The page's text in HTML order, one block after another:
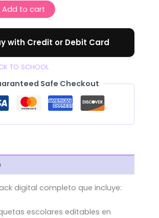
Add to cart
with Credit or Debit Card
TO SCHOOL
Safe Checkout
digital completo que incluye:
escolares editables en